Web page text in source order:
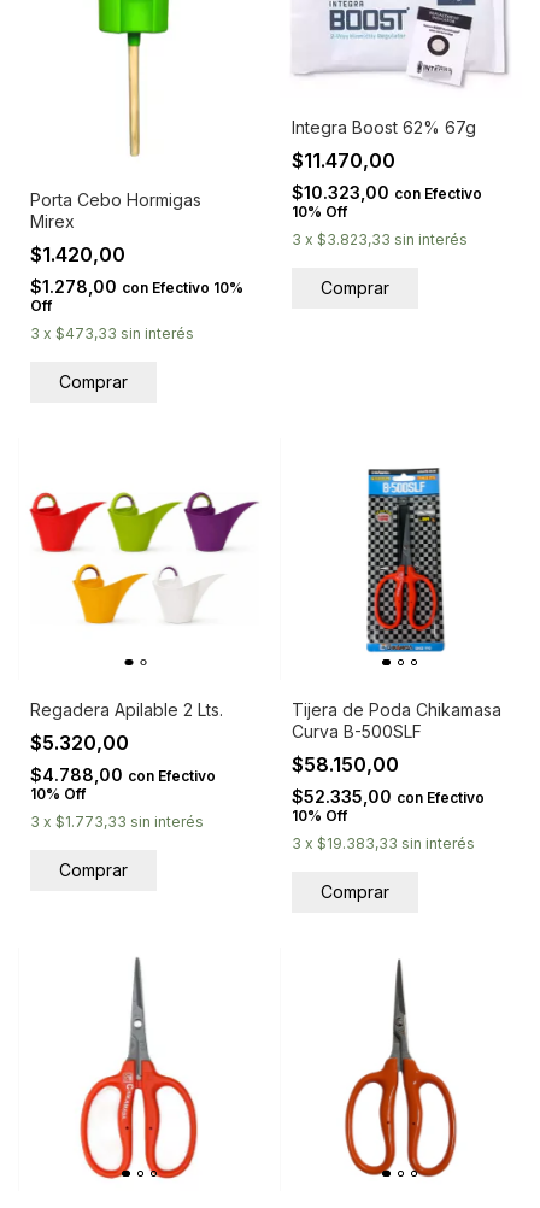
Porta Cebo Hormigas
Mirex
$1.420,00
$1.278,00 con Efectivo 10%
Off
3 x $473,33 sin interés
Integra Boost 62% 67g
$11.470,00
$10.323,00 con Efectivo
10% Off
3 x $3.823,33 sin interés
Regadera Apilable 2 Lts.
$5.320,00
$4.788,00 con Efectivo
10% Off
3 x $1.773,33 sin interés
Tijera de Poda Chikamasa
Curva B-500SLF
$58.150,00
$52.335,00 con Efectivo
10% Off
3 x $19.383,33 sin interés